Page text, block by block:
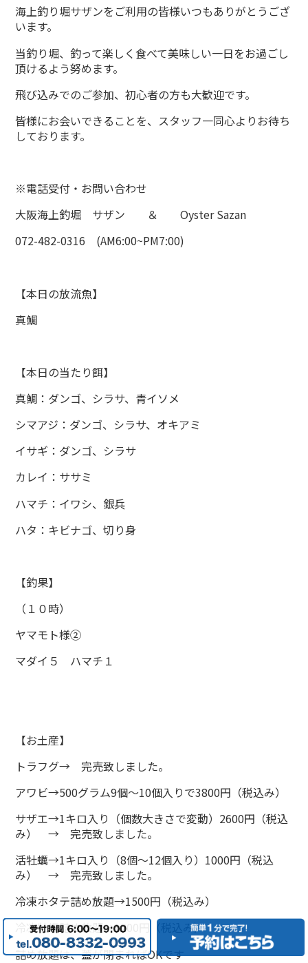
海上釣り堀サザンをご利用の皆様いつもありがとうござ
います。
当釣り堀、釣って楽しく食べて美味しい一日をお過ごし
頂けるよう努めます。
飛び込みでのご参加、初心者の方も大歓迎です。
皆様にお会いできることを、スタッフ一同心よりお待ち
しております。
※電話受付・お問い合わせ
大阪海上釣堀 サザン ＆ Oyster Sazan
072-482-0316 (AM6:00~PM7:00)
【本日の放流魚】
真鯛
【本日の当たり餌】
真鯛：ダンゴ、シラサ、青イソメ
シマアジ：ダンゴ、シラサ、オキアミ
イサギ：ダンゴ、シラサ
カレイ：ササミ
ハマチ：イワシ、銀兵
ハタ：キビナゴ、切り身
【釣果】
（１０時）
ヤマモト様②
マダイ５ ハマチ１
【お土産】
トラフグ→ 完売致しました。
アワビ→500グラム9個～10個入りで3800円（税込み）
サザエ→1キロ入り（個数大きさで変動）2600円（税込
み） → 完売致しました。
活牡蠣→1キロ入り（8個～12個入り）1000円（税込
み） → 完売致しました。
冷凍ホタテ詰め放題→1500円（税込み）
冷凍牡蠣詰め放題→1200円（税込み）
詰め放題は、蓋が閉まればOKです